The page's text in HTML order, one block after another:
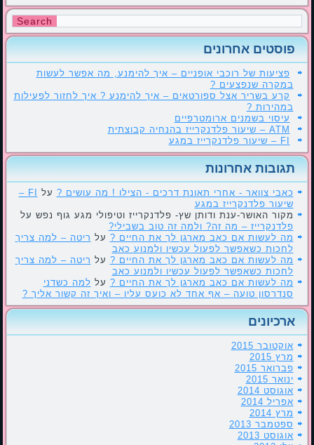
פוסטים אחרונים
פציעות של רוכבי אופניים – איך להימנע, מה אפשר לעשות
במקרה שנפצעים ?
קרע בשריר אצל ספורטאים – איך להימנע ? איך לחזור לפעילות
במהירות ?
עיסוי בשמנים ארומטרפיים
ATM – שיעור פלדנקרייז בהנחיה קבוצתית
FI – שיעור פלדנקרייז במגע
תגובות אחרונות
כאבי צוואר - אחרי תאונת דרכים - הצילו ! מה עושים ? על
FI –
שיעור פלדנקרייז במגע
מקור האושר-ענת ודותן שץ- פלדנקרייז וטיפולי מגע גוף נפש על
פלדנקרייז – מה זה? ולמה זה טוב בשבילי?
מה לעשות אם כאב מארגן לך את החיים ? על ריטה – למה צריך
לחכות כשאפשר לפעול עכשיו ולמנוע כאב
מה לעשות אם כאב מארגן לך את החיים ? על ריטה – למה צריך
לחכות כשאפשר לפעול עכשיו ולמנוע כאב
מה לעשות אם כאב מארגן לך את החיים ? על למה כשדני
סנדרסון טועה – אף אחד לא כועס עליו – ואיך זה קשור אליך ?
ארכיונים
אוקטובר 2015
מרץ 2015
פברואר 2015
ינואר 2015
אוגוסט 2014
אפריל 2014
מרץ 2014
ספטמבר 2013
אוגוסט 2013